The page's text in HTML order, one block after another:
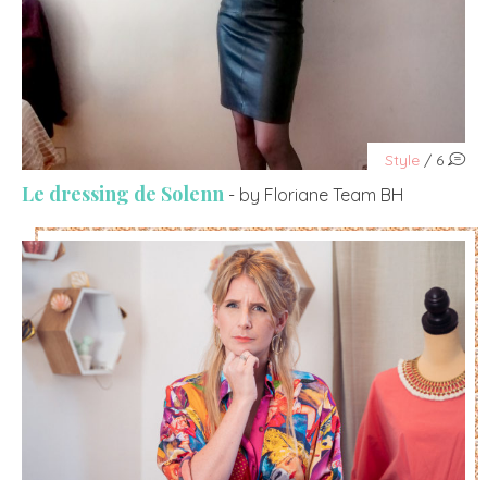
Style / 6
Le dressing de Solenn - by Floriane Team BH